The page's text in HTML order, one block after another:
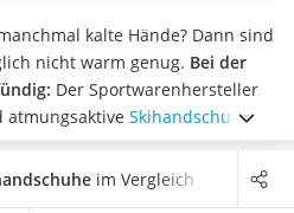
kalte Hände? Dann sind
nicht warm genug. Bei der
Der Sportwarenhersteller
atmungsaktive Skihandschuhe
an. Tests im Internet zeigen,
Skihandschuhe im Vergleich mit
im Vergleich